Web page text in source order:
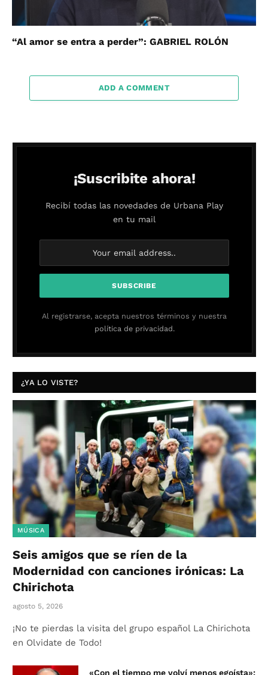
“Al amor se entra a perder”: GABRIEL ROLÓN
ADD A COMMENT
¡Suscribite ahora!
Recibí todas las novedades de Urbana Play
en tu mail
Al registrarse, acepta nuestros términos y nuestra
política de privacidad.
¿YA LO VISTE?
MÚSICA
Seis amigos que se ríen de la
Modernidad con canciones irónicas: La
Chirichota
agosto 5, 2026
¡No te pierdas la visita del grupo español La Chirichota
en Olvidate de Todo!
«Con el tiempo me volví menos egoísta»: